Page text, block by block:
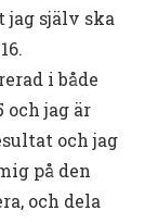
jag själv ska
i både
och jag är
och jag
på den
och dela